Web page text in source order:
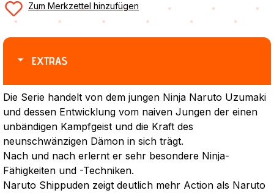
Zum Merkzettel hinzufügen
EXTRAS
Die Serie handelt von dem jungen Ninja Naruto Uzumaki
und dessen Entwicklung vom naiven Jungen der einen
unbändigen Kampfgeist und die Kraft des
neunschwänzigen Dämon in sich trägt.
Nach und nach erlernt er sehr besondere Ninja-
Fähigkeiten und -Techniken.
Naruto Shippuden zeigt deutlich mehr Action als Naruto